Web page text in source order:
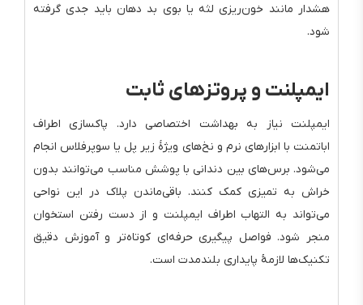
هشدار مانند خون‌ریزی لثه یا بوی بد دهان باید جدی گرفته
شود.
ایمپلنت و پروتزهای ثابت
ایمپلنت نیاز به بهداشت اختصاصی دارد. پاکسازی اطراف
اباتمنت با ابزارهای نرم و نخ‌های ویژهٔ زیر پل یا سوپرفلاس انجام
می‌شود. برس‌های بین دندانی با پوشش مناسب می‌توانند بدون
خراش به تمیزی کمک کنند. باقی‌ماندن پلاک در این نواحی
می‌تواند به التهاب اطراف ایمپلنت و از دست رفتن استخوان
منجر شود. فواصل پیگیری حرفه‌ای کوتاه‌تر و آموزش دقیق
تکنیک‌ها لازمهٔ پایداری بلندمدت است.